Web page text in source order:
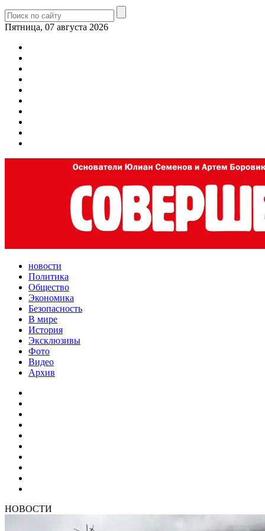
Пятница, 07 августа 2026
новости
Политика
Общество
Экономика
Безопасность
В мире
История
Эксклюзивы
Фото
Видео
Архив
НОВОСТИ